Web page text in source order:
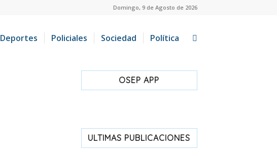
Domingo, 9 de Agosto de 2026
Deportes Policiales Sociedad Política
OSEP APP
ULTIMAS PUBLICACIONES